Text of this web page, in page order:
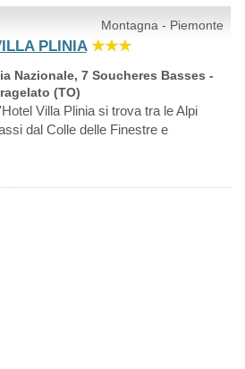
Montagna - Piemonte
PLINIA ★★★
Nazionale, 7 Soucheres Basses -
(TO)
Villa Plinia si trova tra le Alpi
dal Colle delle Finestre e